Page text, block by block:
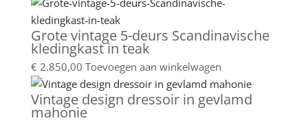
Grote vintage 5-deurs Scandinavische
kledingkast in teak
€ 2.850,00 Toevoegen aan winkelwagen
Vintage design dressoir in gevlamd
mahonie